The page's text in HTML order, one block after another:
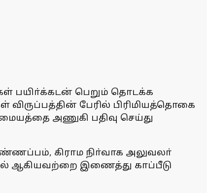
பயிா்க்கடன் பெறும் தொடக்க
பேரில் பிரிமியத்தொகை
அணுகி பதிவு செய்து
கிராம நிா்வாக அலுவலா்
ஆகியவற்றை இணைத்து காப்பீடு